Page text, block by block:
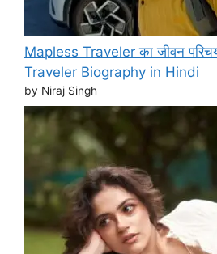
Mapless Traveler का जीवन
Traveler Biography in Hindi
by Niraj Singh